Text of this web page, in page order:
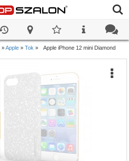
»Apple » Tok »
Apple iPhone 12 mini Diamond
0
0